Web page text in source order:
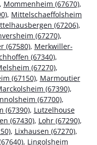
Mommenheim (67670),
, Mittelschaeffolsheim
(67206),
(67270),
(67580), Merkwiller-
(67340),
(67270),
(67150), Marmoutier
(67390),
(67700),
(67390), Lutzelhouse
(67430), Lohr (67290),
, Lixhausen (67270),
, Lingolsheim